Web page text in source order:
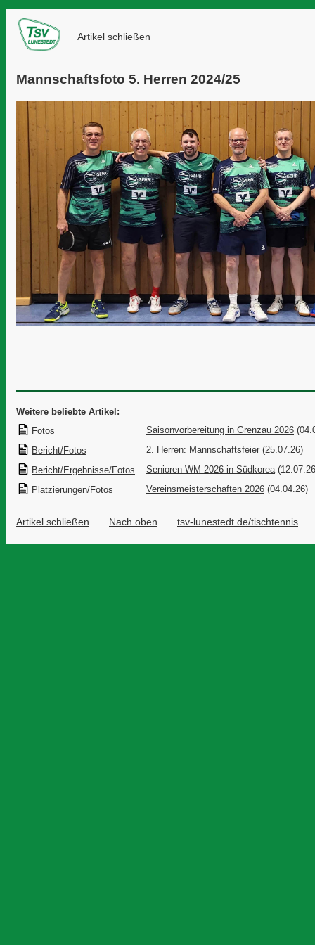
Artikel schließen
Mannschaftsfoto 5. Herren 2024/25
Weitere beliebte Artikel:
Fotos
Saisonvorbereitung in Grenzau 2026
Bericht/Fotos
2. Herren: Mannschaftsfeier (25.07.26)
Bericht/Ergebnisse/Fotos
Senioren-WM 2026 in Südkorea
Platzierungen/Fotos
Vereinsmeisterschaften 2026 (04.04.26)
Artikel schließen Nach oben tsv-lunestedt.de/tischtennis